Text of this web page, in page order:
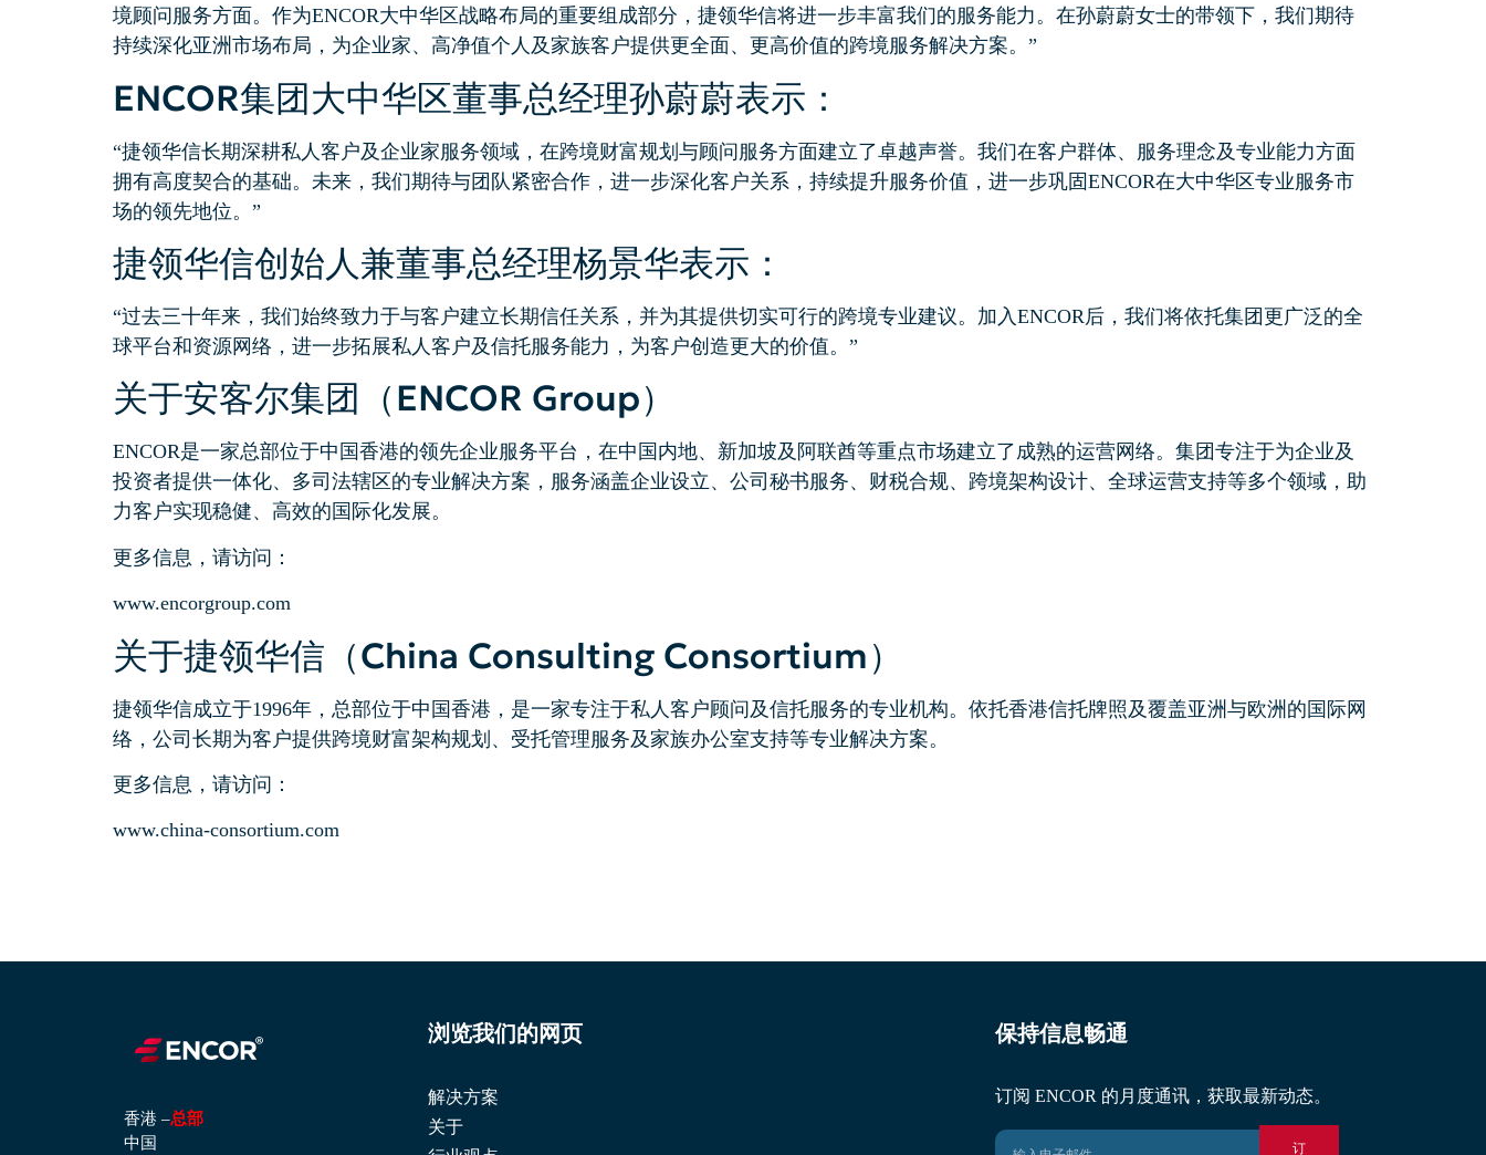
境顾问服务方面。作为ENCOR大中华区战略布局的重要组成部分，捷领华信将进一步丰富我们的服务能力。在孙蔚蔚女士的带领下，我们期待
持续深化亚洲市场布局，为企业家、高净值个人及家族客户提供更全面、更高价值的跨境服务解决方案。”
ENCOR集团大中华区董事总经理孙蔚蔚表示：
“捷领华信长期深耕私人客户及企业家服务领域，在跨境财富规划与顾问服务方面建立了卓越声誉。我们在客户群体、服务理念及专业能力方面
拥有高度契合的基础。未来，我们期待与团队紧密合作，进一步深化客户关系，持续提升服务价值，进一步巩固ENCOR在大中华区专业服务市
场的领先地位。”
捷领华信创始人兼董事总经理杨景华表示：
“过去三十年来，我们始终致力于与客户建立长期信任关系，并为其提供切实可行的跨境专业建议。加入ENCOR后，我们将依托集团更广泛的全
球平台和资源网络，进一步拓展私人客户及信托服务能力，为客户创造更大的价值。”
关于安客尔集团（ENCOR Group）
ENCOR是一家总部位于中国香港的领先企业服务平台，在中国内地、新加坡及阿联酋等重点市场建立了成熟的运营网络。集团专注于为企业及
投资者提供一体化、多司法辖区的专业解决方案，服务涵盖企业设立、公司秘书服务、财税合规、跨境架构设计、全球运营支持等多个领域，助
力客户实现稳健、高效的国际化发展。
更多信息，请访问：
www.encorgroup.com
关于捷领华信（China Consulting Consortium）
捷领华信成立于1996年，总部位于中国香港，是一家专注于私人客户顾问及信托服务的专业机构。依托香港信托牌照及覆盖亚洲与欧洲的国际网
络，公司长期为客户提供跨境财富架构规划、受托管理服务及家族办公室支持等专业解决方案。
更多信息，请访问：
www.china-consortium.com
香港 –总部
中国
浏览我们的网页
解决方案
关于
保持信息畅通
订阅 ENCOR 的月度通讯，获取最新动态。
订